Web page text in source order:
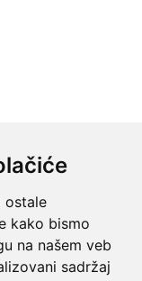
ostale
kako bismo
na našem veb
sadržaj